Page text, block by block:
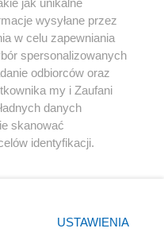
Instagram Youtube
jak unikalne
wysyłane przez
w celu zapewniania
spersonalizowanych
odbiorców oraz
my i Zaufani
danych
skanować
identyfikacji.
ustawień prywatności
strony
USTAWIENIA